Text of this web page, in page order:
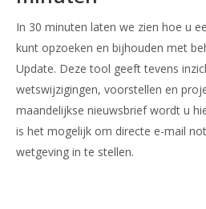
In 30 minuten laten we zien hoe u
kunt opzoeken en bijhouden met
Update. Deze tool geeft tevens
wetswijzigingen, voorstellen en
maandelijkse nieuwsbrief wordt u
is het mogelijk om directe e-mail
wetgeving in te stellen.